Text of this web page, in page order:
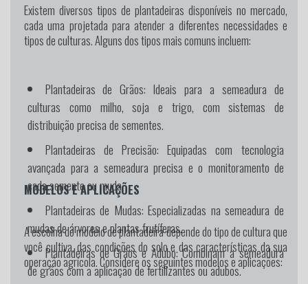
Existem diversos tipos de plantadeiras disponíveis no mercado,
cada uma projetada para atender a diferentes necessidades e
tipos de culturas. Alguns dos tipos mais comuns incluem:
Plantadeiras de Grãos: Ideais para a semeadura de
culturas como milho, soja e trigo, com sistemas de
distribuição precisa de sementes.
Plantadeiras de Precisão: Equipadas com tecnologia
avançada para a semeadura precisa e o monitoramento de
cada semente ou muda.
Plantadeiras de Mudas: Especializadas na semeadura de
mudas de árvores e plantas frutíferas.
Plantadeiras de Grãos e Adubo:Combinam a semeadura
de grãos com a aplicação de fertilizantes ou adubos.
MODELOS E APLICAÇÕES
A escolha do modelo de plantadeira depende do tipo de cultura que
você cultiva, das condições do solo e das características da sua
operação agrícola. Considere os seguintes modelos e aplicações: